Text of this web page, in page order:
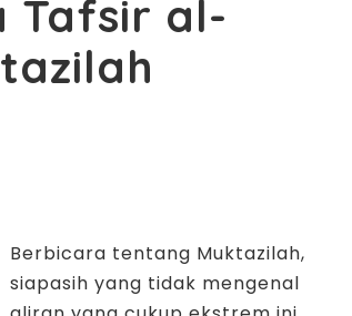
Tafsir al-
Berbicara tentang Muktazilah,
siapasih yang tidak mengenal